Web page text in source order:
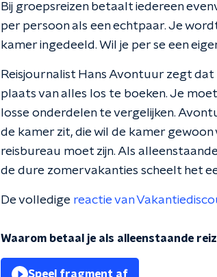
Bij groepsreizen betaalt iedereen
per persoon als een echtpaar. Je
kamer ingedeeld. Wil je per se een
Reisjournalist Hans Avontuur zegt
plaats van alles los te boeken. Je
losse onderdelen te vergelijken.
de kamer zit, die wil de kamer
reisbureau moet zijn. Als
de dure zomervakanties scheelt het
De volledige reactie van
Waarom betaal je als alleenstaande
Speel fragment af